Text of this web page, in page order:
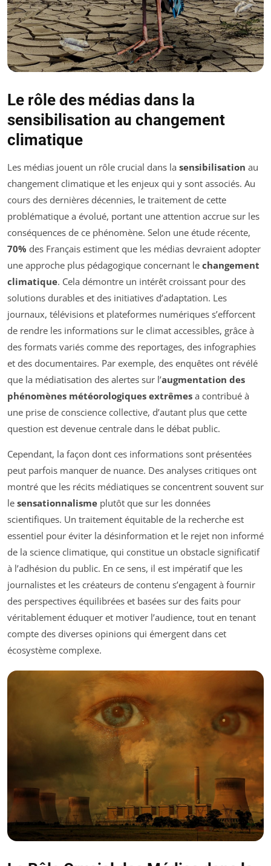
Le rôle des médias dans la
sensibilisation au changement
climatique
Les médias jouent un rôle crucial dans la sensibilisation au
changement climatique et les enjeux qui y sont associés. Au
cours des dernières décennies, le traitement de cette
problématique a évolué, portant une attention accrue sur les
conséquences de ce phénomène. Selon une étude récente,
70% des Français estiment que les médias devraient adopter
une approche plus pédagogique concernant le changement
climatique. Cela démontre un intérêt croissant pour des
solutions durables et des initiatives d’adaptation. Les
journaux, télévisions et plateformes numériques s’efforcent
de rendre les informations sur le climat accessibles, grâce à
des formats variés comme des reportages, des infographies
et des documentaires. Par exemple, des enquêtes ont révélé
que la médiatisation des alertes sur l’augmentation des
phénomènes météorologiques extrêmes a contribué à
une prise de conscience collective, d’autant plus que cette
question est devenue centrale dans le débat public.
Cependant, la façon dont ces informations sont présentées
peut parfois manquer de nuance. Des analyses critiques ont
montré que les récits médiatiques se concentrent souvent sur
le sensationnalisme plutôt que sur les données
scientifiques. Un traitement équitable de la recherche est
essentiel pour éviter la désinformation et le rejet non informé
de la science climatique, qui constitue un obstacle significatif
à l’adhésion du public. En ce sens, il est impératif que les
journalistes et les créateurs de contenu s’engagent à fournir
des perspectives équilibrées et basées sur des faits pour
véritablement éduquer et motiver l’audience, tout en tenant
compte des diverses opinions qui émergent dans cet
écosystème complexe.